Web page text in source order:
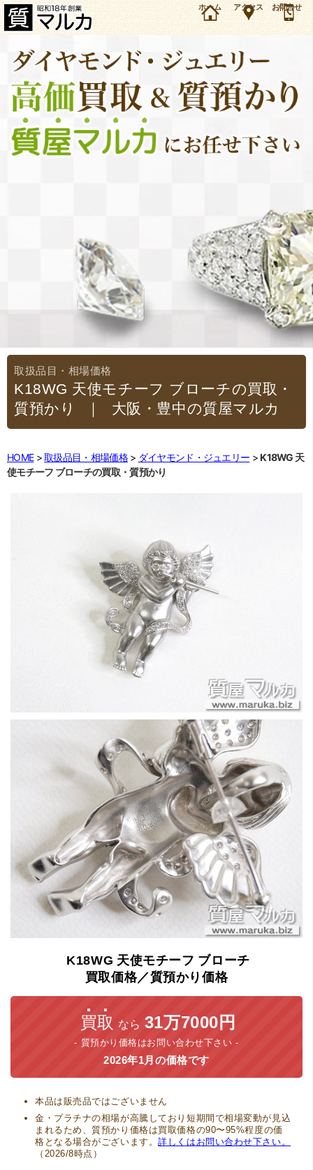
大阪・箕面市のお客様よりK18WG 天使モチーフ ブローチを31万7000円で買取しました。ダイ
ヤモンド・ジュエリーの買取＆質預かり・質入れは大阪・豊中の質屋マルカにお任せ下さい。
（2026年1月時点の価格です）
ホーム アクセス お問合せ
K18WG 天使モチーフ ブローチの買取・
質預かり
｜大阪・豊中の質屋マルカ
HOME 取扱品目・相場価格 ダイヤモンド・ジュエリー
K18WG 天
使モチーフ ブローチの買取・質預かり
K18WG 天使モチーフ ブローチ
買取価格／質預かり価格
買取 なら 31万7000円
質預かり価格はお問い合わせ下さい
2026年1月の価格です
本品は販売品ではございません
金・プラチナの相場が高騰しており短期間で相場変動が見込
まれるため、質預かり価格は買取価格の90〜95%程度の価
格となる場合がございます。詳しくはお問い合わせ下さい。
（2026/8時点）